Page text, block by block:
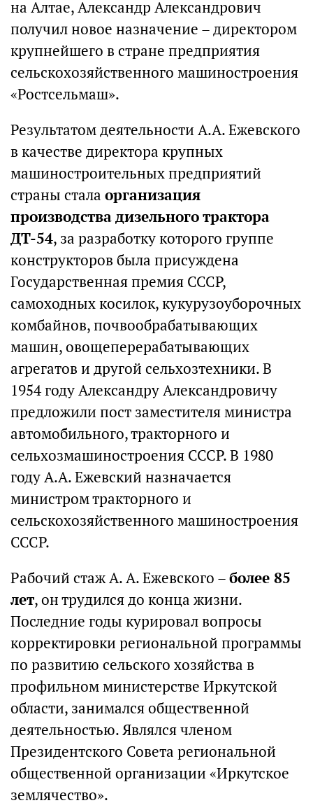
на Алтае, Александр Александрович
получил новое назначение – директором
крупнейшего в стране предприятия
сельскохозяйственного машиностроения
«Ростсельмаш».
Результатом деятельности А.А. Ежевского
в качестве директора крупных
машиностроительных предприятий
страны стала организация
производства дизельного трактора
ДТ-54, за разработку которого группе
конструкторов была присуждена
Государственная премия СССР,
самоходных косилок, кукурузоуборочных
комбайнов, почвообрабатывающих
машин, овощеперерабатывающих
агрегатов и другой сельхозтехники. В
1954 году Александру Александровичу
предложили пост заместителя министра
автомобильного, тракторного и
сельхозмашиностроения СССР. В 1980
году А.А. Ежевский назначается
министром тракторного и
сельскохозяйственного машиностроения
СССР.
Рабочий стаж А. А. Ежевского –более 85
лет, он трудился до конца жизни.
Последние годы курировал вопросы
корректировки региональной программы
по развитию сельского хозяйства в
профильном министерстве Иркутской
области, занимался общественной
деятельностью. Являлся членом
Президентского Совета региональной
общественной организации «Иркутское
землячество».